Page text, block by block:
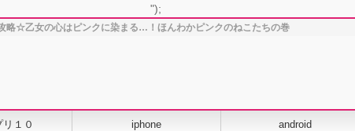
");
略☆乙女の心はピンクに染まる…！ほんわかピンクのねこたちの巻
１０ iphone android